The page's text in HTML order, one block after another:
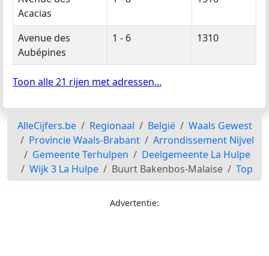
Acacias
Avenue des
Aubépines
1 - 6 1310
Toon alle 21 rijen met adressen...
AlleCijfers.be Regionaal België
Waals Gewest
Provincie Waals-Brabant
Arrondissement Nijvel
Gemeente Terhulpen
Deelgemeente La Hulpe
Wijk 3 La Hulpe
Buurt Bakenbos-Malaise Top
Advertentie: